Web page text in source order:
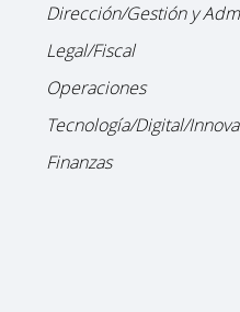
Dirección/Gestión y
Legal/Fiscal
Operaciones
Tecnología/Digital/
Finanzas